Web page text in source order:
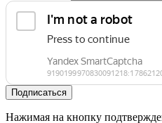
Подписаться
Нажимая на кнопку